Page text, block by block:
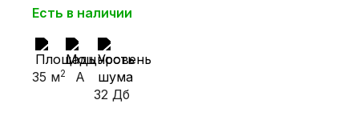
Есть в наличии
35 м2
A
32 Дб